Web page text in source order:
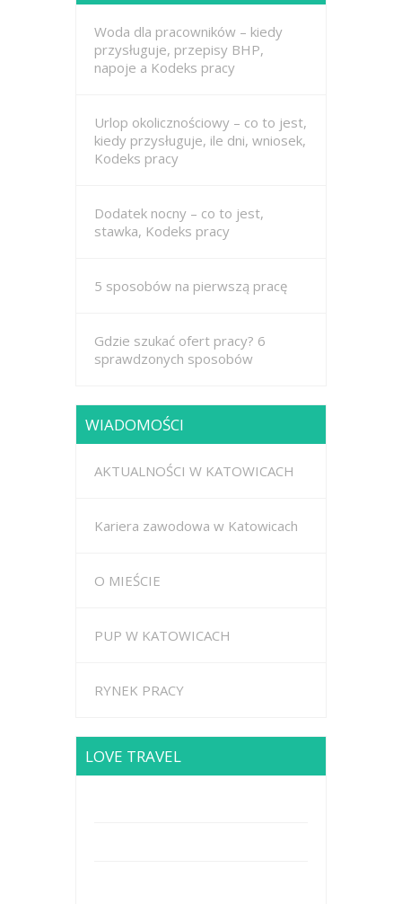
Woda dla pracowników – kiedy
przysługuje, przepisy BHP,
napoje a Kodeks pracy
Urlop okolicznościowy – co to jest,
kiedy przysługuje, ile dni, wniosek,
Kodeks pracy
Dodatek nocny – co to jest,
stawka, Kodeks pracy
5 sposobów na pierwszą pracę
Gdzie szukać ofert pracy? 6
sprawdzonych sposobów
WIADOMOŚCI
AKTUALNOŚCI W KATOWICACH
Kariera zawodowa w Katowicach
O MIEŚCIE
PUP W KATOWICACH
RYNEK PRACY
LOVE TRAVEL